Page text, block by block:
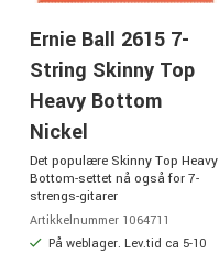
Ernie Ball 2615 7-
String Skinny Top
Heavy Bottom
Nickel
Det populære Skinny Top Heavy
Bottom-settet nå også for 7-
strengs-gitarer
Artikkelnummer 1064711
På weblager. Lev.tid ca 5-10